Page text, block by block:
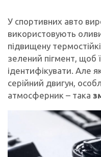
У спортивних авто
використовують
підвищену
зелений пігмент, щоб
ідентифікувати. Але
серійний двигун,
атмосферник – така